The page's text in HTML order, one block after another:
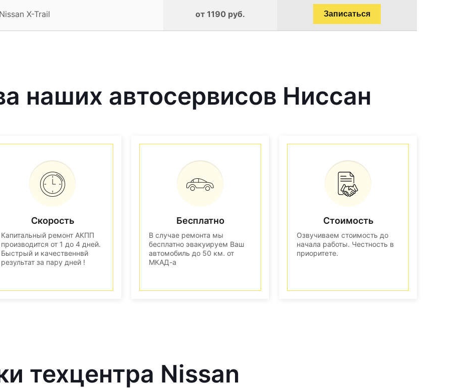
X-Trail от 1190 руб. Записаться
наших автосервисов Ниссан
Скорость
Капитальный ремонт АКПП
производится от 1 до 4 дней.
Быстрый и качественнвй
результат за пару дней !
Бесплатно
В случае ремонта мы
бесплатно эвакуируем Ваш
автомобиль до 50 км. от
МКАД-а
Стоимость
Озвучиваем стоимость до
начала работы. Честность в
приоритете.
техцентра Nissan